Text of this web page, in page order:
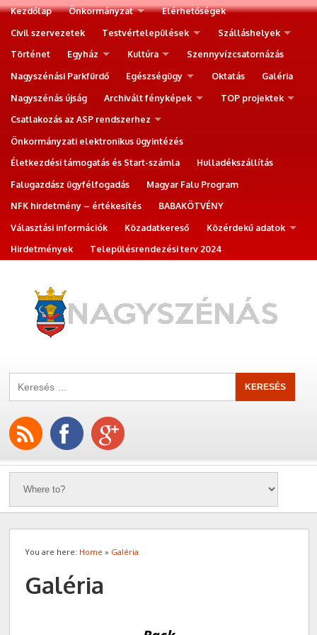
Kezdőlap Önkormányzat
Elérhetőségek
Civil szervezetek
Testvértelepülések
Szálláshelyek
Történet
Egyház Kultúra
Szennyvízcsatornázás
Nagyszénási Parkfürdő
Egészségügy Oktatás
Galéria
Nagyszénás újság
Archivált fényképek
TOP projektek
Csatlakozás az ASP rendszerhez
Önkormányzati elektronikus ügyintézés
Életkezdési támogatás és Start-számla
Hulladékszállítás
Falugazdász ügyfélfogadás
Magyar Falu Program
NFK hirdetmény – értékesítés
BABAKÖTVÉNY
Választási információk
Közadatkereső
Közérdekű adatok
Hirdetmények
Településrendezési terv 2024
You are here: Home » Galéria
Galéria